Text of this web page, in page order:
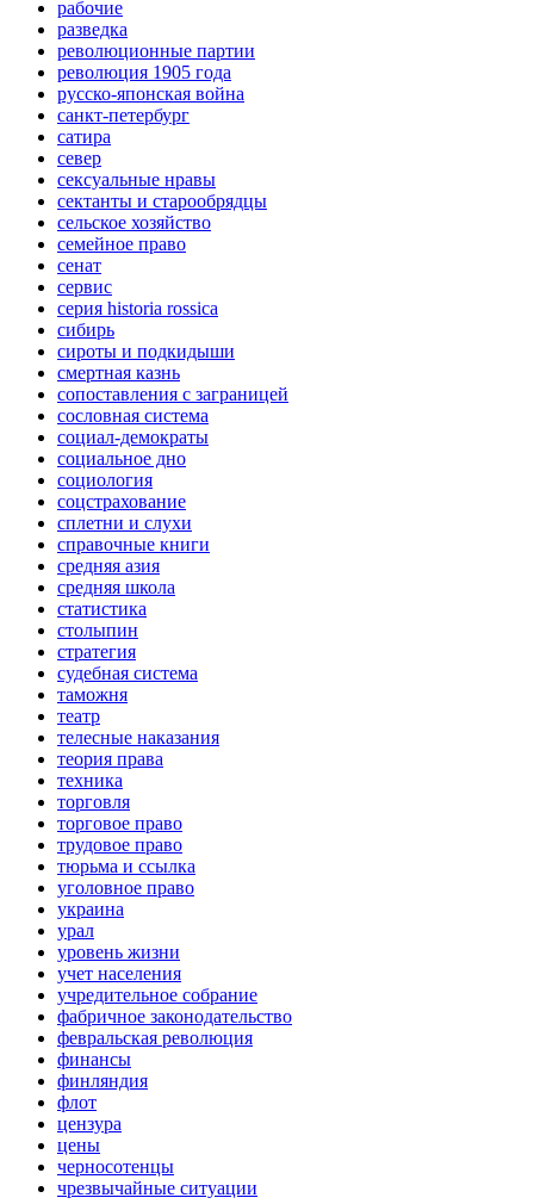
рабочие
разведка
революционные партии
революция 1905 года
русско-японская война
санкт-петербург
сатира
север
сексуальные нравы
сектанты и старообрядцы
сельское хозяйство
семейное право
сенат
сервис
серия historia rossica
сибирь
сироты и подкидыши
смертная казнь
сопоставления с заграницей
сословная система
социал-демократы
социальное дно
социология
соцстрахование
сплетни и слухи
справочные книги
средняя азия
средняя школа
статистика
столыпин
стратегия
судебная система
таможня
театр
телесные наказания
теория права
техника
торговля
торговое право
трудовое право
тюрьма и ссылка
уголовное право
украина
урал
уровень жизни
учет населения
учредительное собрание
фабричное законодательство
февральская революция
финансы
финляндия
флот
цензура
цены
черносотенцы
чрезвычайные ситуации